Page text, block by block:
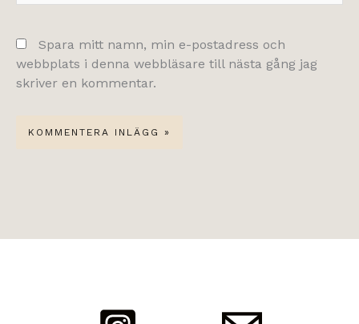
Spara mitt namn, min e-postadress och
webbplats i denna webbläsare till nästa gång jag
skriver en kommentar.